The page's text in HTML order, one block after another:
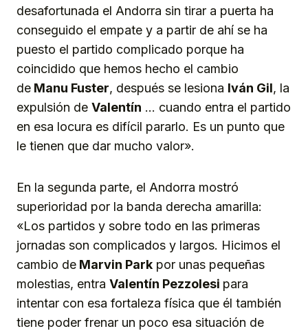
desafortunada el Andorra sin tirar a puerta ha
conseguido el empate y a partir de ahí se ha
puesto el partido complicado porque ha
coincidido que hemos hecho el cambio
de Manu Fuster, después se lesiona Iván Gil, la
expulsión de Valentín … cuando entra el partido
en esa locura es difícil pararlo. Es un punto que
le tienen que dar mucho valor».
En la segunda parte, el Andorra mostró
superioridad por la banda derecha amarilla:
«Los partidos y sobre todo en las primeras
jornadas son complicados y largos. Hicimos el
cambio de Marvin Park por unas pequeñas
molestias, entra Valentín Pezzolesi para
intentar con esa fortaleza física que él también
tiene poder frenar un poco esa situación de